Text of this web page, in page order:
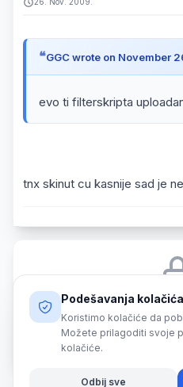
GGC wrote on November
evo ti filterskripta
tnx skinut cu kasnije sad je
Morate biti prijavljeni da
Podešavanja kolačića
Koristimo kolačiće da
Možete prilagoditi svoje
kolačiće.
Odbij sve